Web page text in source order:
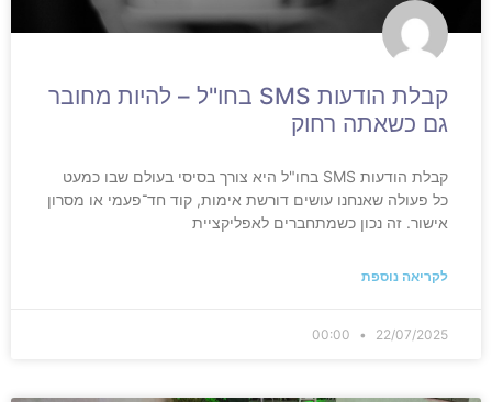
קבלת הודעות SMS בחו"ל – להיות מחובר
גם כשאתה רחוק
קבלת הודעות SMS בחו"ל היא צורך בסיסי בעולם שבו כמעט
כל פעולה שאנחנו עושים דורשת אימות, קוד חד־פעמי או מסרון
אישור. זה נכון כשמתחברים לאפליקציית
לקריאה נוספת
22/07/2025